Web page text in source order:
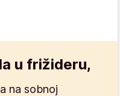
u frižideru,
na sobnoj